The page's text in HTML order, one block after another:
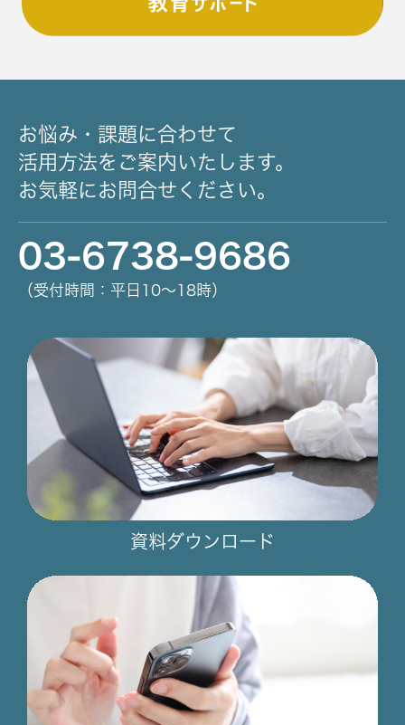
お悩み・課題に合わせて
活用方法をご案内いたします。
お気軽にお問合せください。
03-6738-9686
（受付時間：平日10～18時）
資料ダウンロード